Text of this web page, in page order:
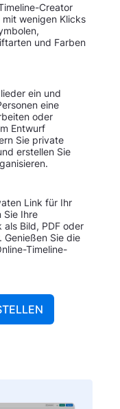
Creator
mit wenigen Klicks
und Farben
ein und
eine
oder
Entwurf
Sie private
erstellen Sie
Link für Ihr
Sie Ihre
Bild, PDF oder
Genießen Sie die
Timeline-